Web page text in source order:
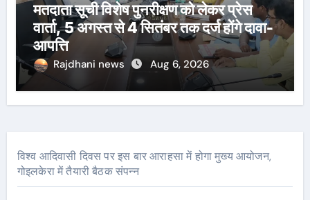
मतदाता सूची विशेष पुनरीक्षण को लेकर प्रेस
वार्ता, 5 अगस्त से 4 सितंबर तक दर्ज होंगे दावा-
आपत्ति
Rajdhani news Aug 6, 2026
विश्व आदिवासी दिवस पर इस बार आराहसा में होगा मुख्य आयोजन,
गोइलकेरा में तैयारी बैठक संपन्न